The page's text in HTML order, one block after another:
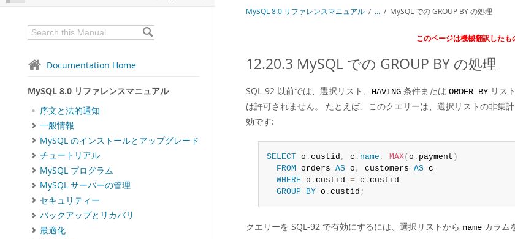
Documentation Home
MySQL 8.0 リファレンスマニュアル
序文と法的通知
一般情報
MySQL のインストールとアップグレード
チュートリアル
MySQL プログラム
MySQL サーバーの管理
セキュリティー
バックアップとリカバリ
最適化
MySQL 8.0 リファレンスマニュアル / ... / MySQL での GROUP BY の処理
このページは機械翻訳したも
12.20.3 MySQL での GROUP BY の処理
SQL-92 以前では、選択リスト、 HAVING 条件または ORDER BY リス
は許可されません。 たとえば、このクエリーは、選択リストの非集計
効です:
SELECT o . custid , c . name , MAX(o . payment )
FROM orders AS o , customers AS c
WHERE o . custid = c . custid
GROUP
BY o . custid ;
クエリーを SQL-92 で有効にするには、選択リストから name カラム